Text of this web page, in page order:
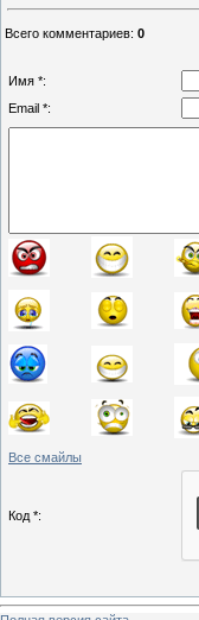
Всего комментариев: 0
Имя *:
Email *:
Все смайлы
Код *: